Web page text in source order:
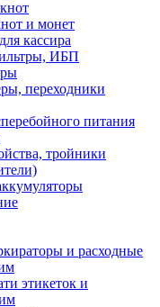
и монет
кассира
ИБП
переходники
питания
тройники
и расходные
этикеток и